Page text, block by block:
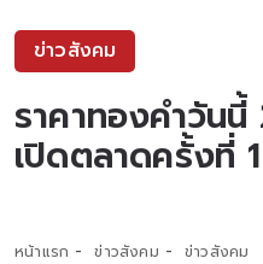
ข่าวสังคม
ราคาทองคำวัน
เปิดตลาดครั้งที่
หน้าแรก ข่าวสังคม ข่าวสังคม